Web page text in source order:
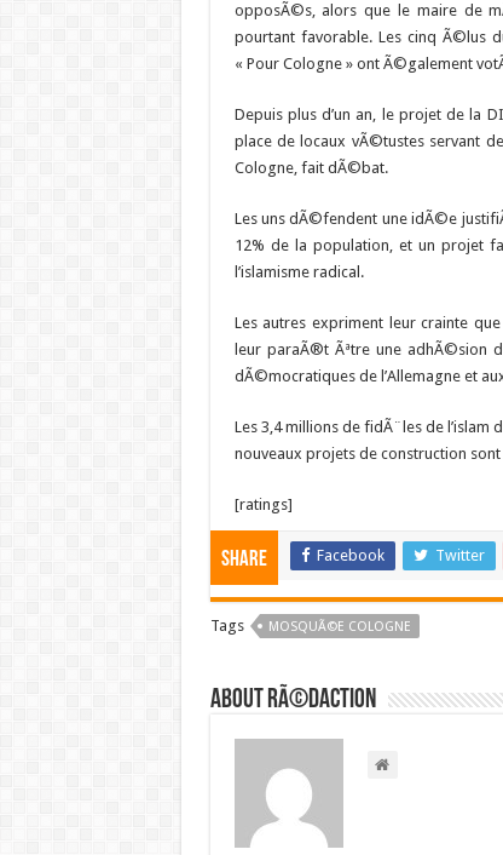
opposÃ©s, alors que le maire de
pourtant favorable. Les cinq Ã©lus
« Pour Cologne » ont Ã©galement
Depuis plus d’un an, le projet de la
place de locaux vÃ©tustes servant
Cologne, fait dÃ©bat.
Les uns dÃ©fendent une idÃ©e
12% de la population, et un projet
l’islamisme radical.
Les autres expriment leur crainte
leur paraÃ®t Ãªtre une adhÃ©sion
dÃ©mocratiques de l’Allemagne et
Les 3,4 millions de fidÃ¨les de
nouveaux projets de construction
[ratings]
Share Facebook Twitter
Tags MOSQUÃ©E COLOGNE
About RÃ©daction